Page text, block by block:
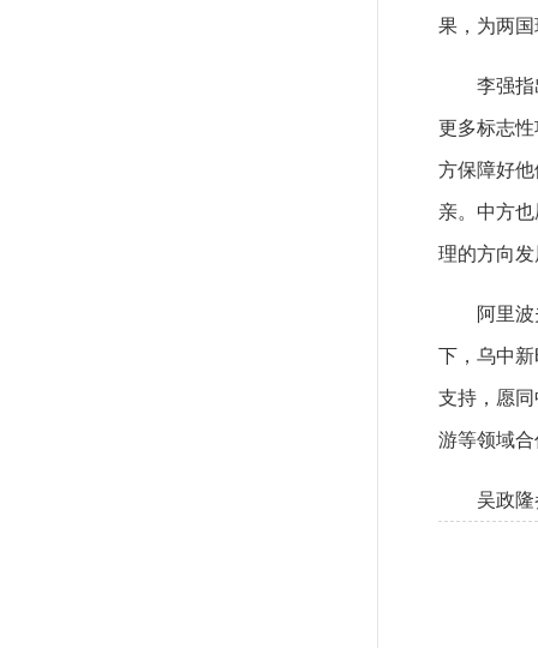
果，为两
李强
更多标志
方保障好
亲。中方
理的方向发
阿里
下，乌中
支持，愿
游等领域
吴政